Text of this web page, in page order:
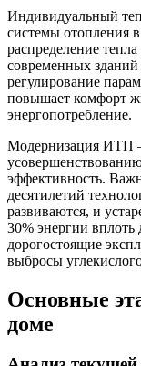
Индивидуальный
системы отопления
распределение
современных зданий
регулирование
повышает комфорт
энергопотребление.
Модернизация ИТП
эффективность.
десятилетий
развиваются, и
30% энергии вплоть
дорогостоящие
выбросы
Основные
доме